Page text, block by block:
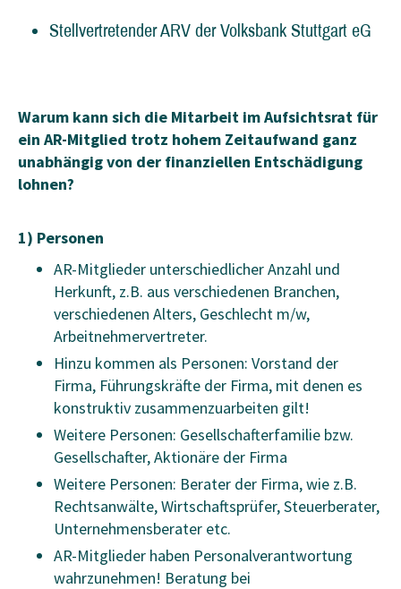
Stellvertretender ARV der Volksbank Stuttgart eG
Warum kann sich die Mitarbeit im Aufsichtsrat für
ein AR-Mitglied trotz hohem Zeitaufwand ganz
unabhängig von der finanziellen Entschädigung
lohnen?
1) Personen
AR-Mitglieder unterschiedlicher Anzahl und
Herkunft, z.B. aus verschiedenen Branchen,
verschiedenen Alters, Geschlecht m/w,
Arbeitnehmervertreter.
Hinzu kommen als Personen: Vorstand der
Firma, Führungskräfte der Firma, mit denen es
konstruktiv zusammenzuarbeiten gilt!
Weitere Personen: Gesellschafterfamilie bzw.
Gesellschafter, Aktionäre der Firma
Weitere Personen: Berater der Firma, wie z.B.
Rechtsanwälte, Wirtschaftsprüfer, Steuerberater,
Unternehmensberater etc.
AR-Mitglieder haben Personalverantwortung
wahrzunehmen! Beratung bei